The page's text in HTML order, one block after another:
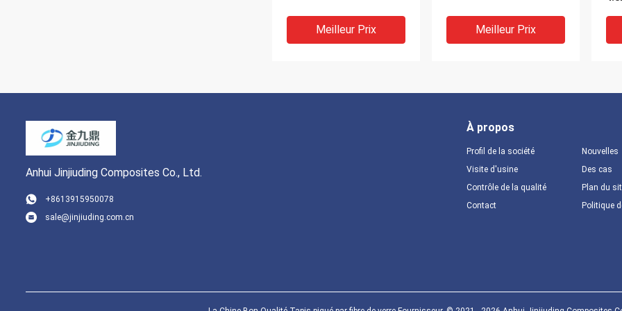
Meilleur Prix Meilleur Prix
Anhui Jinjiuding Composites Co., Ltd.
+8613915950078
sale@jinjiuding.com.cn
À propos
Profil de la société
Visite d'usine
Contrôle de la qualité
Contact
Nouvelles
Des cas
Plan du
Politique